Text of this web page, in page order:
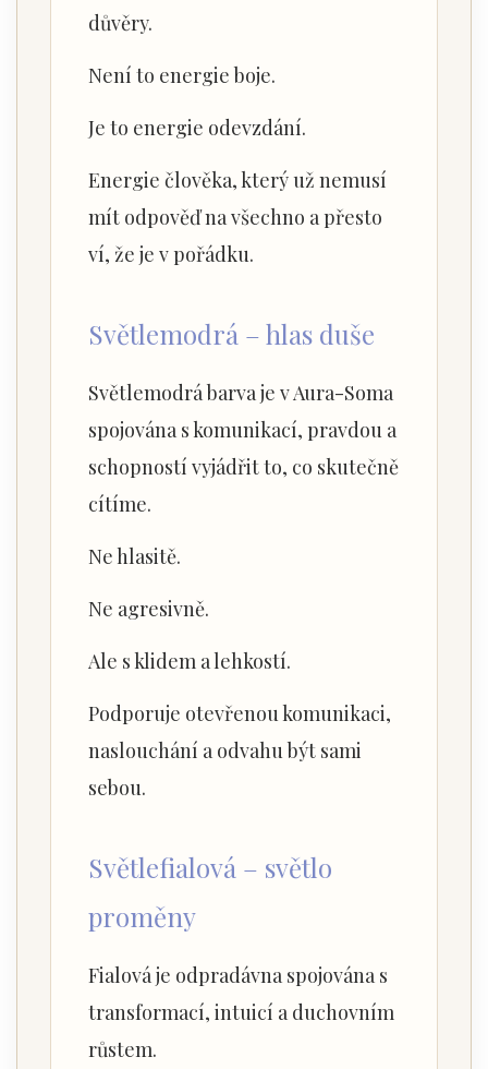
důvěry.
Není to energie boje.
Je to energie odevzdání.
Energie člověka, který už nemusí
mít odpověď na všechno a přesto
ví, že je v pořádku.
Světlemodrá – hlas duše
Světlemodrá barva je v Aura-Soma
spojována s komunikací, pravdou a
schopností vyjádřit to, co skutečně
cítíme.
Ne hlasitě.
Ne agresivně.
Ale s klidem a lehkostí.
Podporuje otevřenou komunikaci,
naslouchání a odvahu být sami
sebou.
Světlefialová – světlo
proměny
Fialová je odpradávna spojována s
transformací, intuicí a duchovním
růstem.